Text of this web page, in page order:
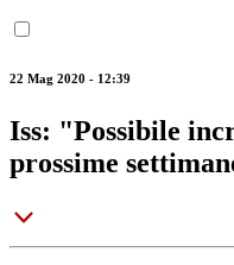
22 Mag 2020 - 12:39
Iss: "Possibile
prossime